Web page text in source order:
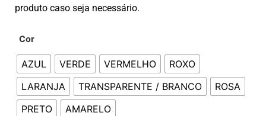
produto caso seja necessário.
Cor
AZUL VERDE VERMELHO
ROXO
LARANJA
TRANSPARENTE / BRANCO
ROSA
PRETO
AMARELO